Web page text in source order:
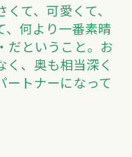
て、可愛くて、
、何より一番素晴
だということ。お
く、奥も相当深く
ートナーになって